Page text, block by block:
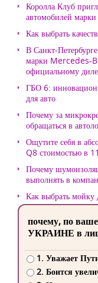
Королла Клуб
автомобилей
Как выбрать
В Санкт-
марки Mercedes-
официальному
ГБО 6:
для авто
Почему за
обращаться в
Ощутите себя в
Q8 стоимостью в
Почему
выполнять в
Как выбрать мойку
почему, по
УКРАИНЕ в
1. Уважает
2. Боится